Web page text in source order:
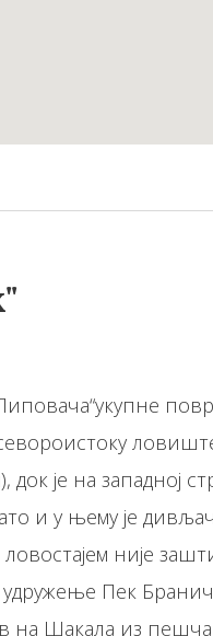
страни
није
Пек
„Лов на Шакала из